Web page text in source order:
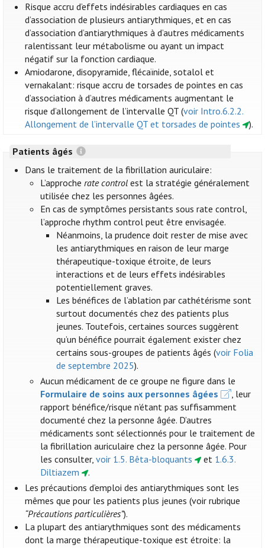
Risque accru d’effets indésirables cardiaques en cas
d’association de plusieurs antiarythmiques, et en cas
d’association d’antiarythmiques à d’autres médicaments
ralentissant leur métabolisme ou ayant un impact
négatif sur la fonction cardiaque.
Amiodarone, disopyramide, flécaïnide, sotalol et
vernakalant: risque accru de torsades de pointes en cas
d’association à d’autres médicaments augmentant le
risque d’allongement de l’intervalle QT (voir Intro.6.2.2.
Allongement de l’intervalle QT et torsades de pointes
).
Patients âgés
Dans le traitement de la fibrillation auriculaire:
L’approcherate control est la stratégie généralement
utilisée chez les personnes âgées.
En cas de symptômes persistants sous rate control,
l’approche rhythm control peut être envisagée.
Néanmoins, la prudence doit rester de mise avec
les antiarythmiques en raison de leur marge
thérapeutique-toxique étroite, de leurs
interactions et de leurs effets indésirables
potentiellement graves.
Les bénéfices de l’ablation par cathétérisme sont
surtout documentés chez des patients plus
jeunes. Toutefois, certaines sources suggèrent
qu’un bénéfice pourrait également exister chez
certains sous-groupes de patients âgés (voir Folia
de septembre 2025).
Aucun médicament de ce groupe ne figure dans le
Formulaire de soins aux personnes âgées
, leur
rapport bénéfice/risque n’étant pas suffisamment
documenté chez la personne âgée. D’autres
médicaments sont sélectionnés pour le traitement de
la fibrillation auriculaire chez la personne âgée. Pour
les consulter,voir 1.5. Bêta-bloquants et 1.6.3.
Diltiazem
.
Les précautions d’emploi des antiarythmiques sont les
mêmes que pour les patients plus jeunes (voir rubrique
“Précautions particulières”).
La plupart des antiarythmiques sont des médicaments
dont la marge thérapeutique-toxique est étroite: la